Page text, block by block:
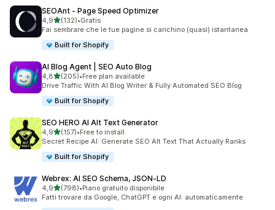
SEOAnt ‑ Page Speed Optimizer
4,9stelle su 5
(132)
132 recensioni totali
•Gratis
Fai sembrare che le tue pagine si carichino (quasi) istantanea
Built for Shopify
AI Blog Agent | SEO Auto Blog
4,8stelle su 5
(205)
205 recensioni totali
•Free plan available
Drive Traffic With AI Blog Writer & Fully Automated SEO Blog
Built for Shopify
SEO HERO AI Alt Text Generator
4,9stelle su 5
(157)
157 recensioni totali
•Free to install
Secret Recipe AI: Generate SEO Alt Text That Actually Ranks
Built for Shopify
Webrex: AI SEO Schema, JSON‑LD
4,9stelle su 5
(798)
798 recensioni totali
•Piano gratuito disponibile
Fatti trovare da Google, ChatGPT e ogni AI: automaticamente